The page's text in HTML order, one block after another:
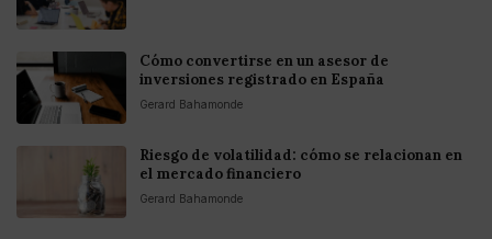
Cómo convertirse en un asesor de
inversiones registrado en España
Gerard Bahamonde
Riesgo de volatilidad: cómo se relacionan en
el mercado financiero
Gerard Bahamonde